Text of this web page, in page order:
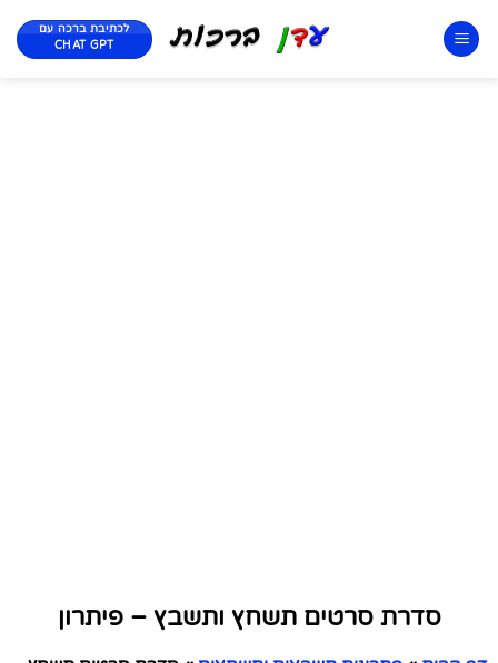
לכתיבת ברכה עם
CHAT GPT
סדרת סרטים תשחץ ותשבץ – פיתרון